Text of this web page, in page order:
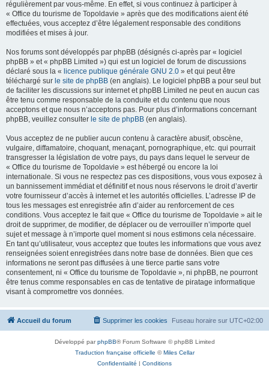
régulièrement par vous-même. En effet, si vous continuez à participer à
« Office du tourisme de Topoldavie » après que des modifications aient été
effectuées, vous acceptez d’être légalement responsable des conditions
modifiées et mises à jour.
Nos forums sont développés par phpBB (désignés ci-après par « logiciel
phpBB » et « phpBB Limited ») qui est un logiciel de forum de discussions
déclaré sous la « licence publique générale GNU 2.0 » et qui peut être
téléchargé sur le site de phpBB (en anglais). Le logiciel phpBB a pour seul but
de faciliter les discussions sur internet et phpBB Limited ne peut en aucun cas
être tenu comme responsable de la conduite et du contenu que nous
acceptons et que nous n’acceptons pas. Pour plus d’informations concernant
phpBB, veuillez consulter le site de phpBB (en anglais).
Vous acceptez de ne publier aucun contenu à caractère abusif, obscène,
vulgaire, diffamatoire, choquant, menaçant, pornographique, etc. qui pourrait
transgresser la législation de votre pays, du pays dans lequel le serveur de
« Office du tourisme de Topoldavie » est hébergé ou encore la loi
internationale. Si vous ne respectez pas ces dispositions, vous vous exposez à
un bannissement immédiat et définitif et nous nous réservons le droit d’avertir
votre fournisseur d’accès à internet et les autorités officielles. L’adresse IP de
tous les messages est enregistrée afin d’aider au renforcement de ces
conditions. Vous acceptez le fait que « Office du tourisme de Topoldavie » ait le
droit de supprimer, de modifier, de déplacer ou de verrouiller n’importe quel
sujet et message à n’importe quel moment si nous estimons cela nécessaire.
En tant qu’utilisateur, vous acceptez que toutes les informations que vous avez
renseignées soient enregistrées dans notre base de données. Bien que ces
informations ne seront pas diffusées à une tierce partie sans votre
consentement, ni « Office du tourisme de Topoldavie », ni phpBB, ne pourront
être tenus comme responsables en cas de tentative de piratage informatique
visant à compromettre vos données.
Accueil du forum Fuseau horaire sur UTC+02:00
Supprimer les cookies
Développé parphpBB® Forum Software © phpBB Limited
Traduction française officielle ©Miles Cellar
Confidentialité | Conditions